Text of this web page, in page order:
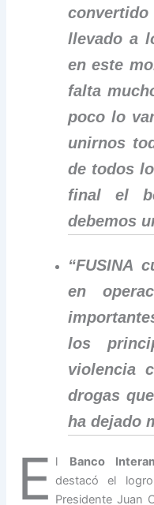
convertido
llevado a
en este
falta
poco lo
unirnos
de todos
final el
debemos
“FUSINA
en
los
violencia
drogas
ha dejado
E l Banco
destacó el
Presidente Juan